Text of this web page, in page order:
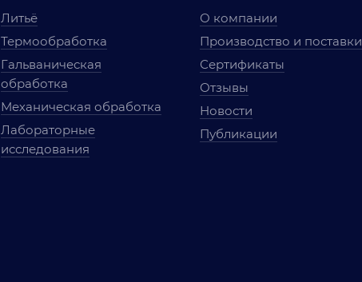
Литьё
Термообработка
Гальваническая
обработка
Механическая обработка
Лабораторные
исследования
О компании
Производство и поставки
Сертификаты
Отзывы
Новости
Публикации